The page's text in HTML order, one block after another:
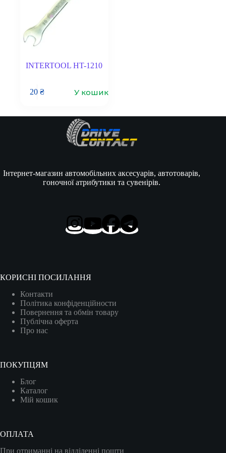
INTERTOOL HT-1210
20₴ У кошик
Інтернет-магазин автомобільних аксесуарів, автотоварів,
гоночної атрибутики та сувенірів.
КОРИСНІ ПОСИЛАННЯ
Контакти
Політика конфіденційности
Повернення та обмін товару
Публічна оферта
Про нас
ПОКУПЦЯМ
Блог
Каталог
Мій кошик
ОПЛАТА
При отриманні на відділенні пошти